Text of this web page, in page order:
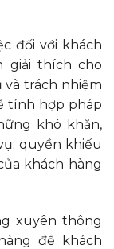
đối với khách
giải thích cho
và trách nhiệm
tính hợp pháp
khó khăn,
quyền khiếu
khách hàng
xuyên thông
để khách